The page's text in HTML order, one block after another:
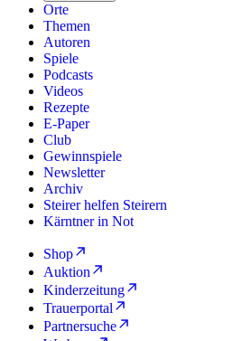
Orte
Themen
Autoren
Spiele
Podcasts
Videos
Rezepte
E-Paper
Club
Gewinnspiele
Newsletter
Archiv
Steirer helfen Steirern
Kärntner in Not
Shop
Auktion
Kinderzeitung
Trauerportal
Partnersuche